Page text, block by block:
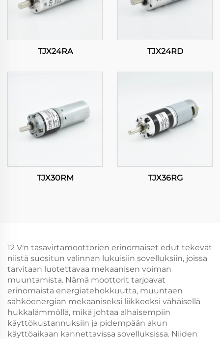
TJX24RA TJX24RD
TJX30RM TJX36RG
12 V:n tasavirtamoottorien erinomaiset edut tekevät
niistä suositun valinnan lukuisiin sovelluksiin, joissa
tarvitaan luotettavaa mekaanisen voiman
muuntamista. Nämä moottorit tarjoavat
erinomaista energiatehokkuutta, muuntaen
sähköenergian mekaaniseksi liikkeeksi vähäisellä
hukkalämmöllä, mikä johtaa alhaisempiin
käyttökustannuksiin ja pidempään akun
käyttöaikaan kannettavissa sovelluksissa. Niiden